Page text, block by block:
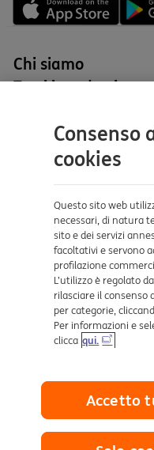
Chi siamo
Tutti i prodotti
Aiuto e supporto
Dove ci trovi
Certificazioni
Collegamenti utili
Mappa del sito
Consenso
cookies
Questo sito web
necessari, di natura
sito e dei servizi
facoltativi e servono
profilazione
L’utilizzo è regolato
rilasciare il consenso
per categorie,
Per informazioni e
clicca qui.
Accetto